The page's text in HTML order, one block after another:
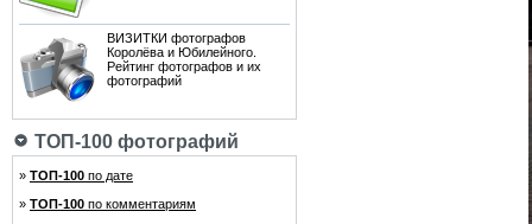
ВИЗИТКИ фотографов
Королёва и Юбилейного.
Рейтинг фотографов и их
фотографий
ТОП-100 фотографий
» ТОП-100 по дате
» ТОП-100 по комментариям